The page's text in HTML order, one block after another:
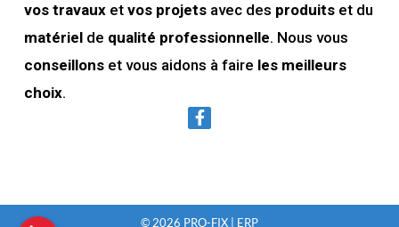
vos travauxet vos projetsavec des produitset du
matérielde qualité professionnelle. Nous vous
conseillonset vous aidons à faire les meilleurs
choix.
© 2026 PRO-FIX | ERP